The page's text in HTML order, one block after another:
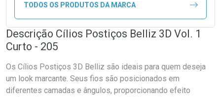
TODOS OS PRODUTOS DA MARCA
Descrição Cílios Postiços Belliz 3D Vol. 1
Curto - 205
Os Cílios Postiços 3D Belliz são ideais para quem deseja
um look marcante. Seus fios são posicionados em
diferentes camadas e ângulos, proporcionando efeito